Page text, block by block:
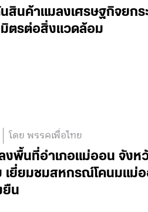
นสินค้าแมลงเศรษฐกิจย
ตรต่อสิ่งแวดล้อม
โดย พรรคเพื่อไทย
งพื้นที่อำเภอแม่ออน จังห
เยี่ยมชมสหกรณ์โคนมแ
ยืน